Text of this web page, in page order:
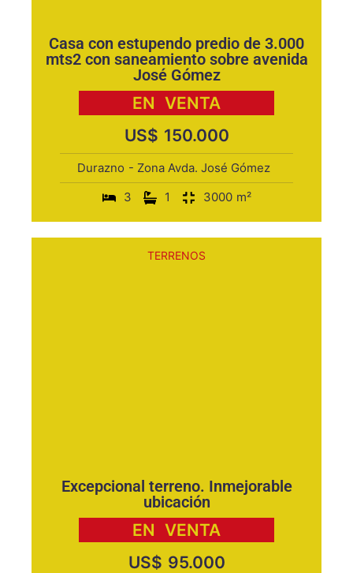
Casa con estupendo predio de 3.000
mts2 con saneamiento sobre avenida
José Gómez
EN VENTA
US$ 150.000
Durazno - Zona Avda. José Gómez
3
1 3000 m²
TERRENOS
Excepcional terreno. Inmejorable
ubicación
EN VENTA
US$ 95.000